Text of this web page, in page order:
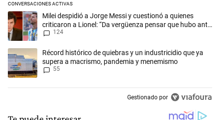
CONVERSACIONES ACTIVAS
Este listado muestra los artículos con más comentarios en los
Un artículo de tendencia con el título "Milei despidió a Jorge Messi y
Milei despidió a Jorge Messi y cuestionó a quienes
criticaron a Lionel: “Da vergüenza pensar que hubo anti-
Messi”
124
Un artículo de tendencia con el título "Récord histórico de quiebras y
Récord histórico de quiebras y un industricidio que ya
supera a macrismo, pandemia y menemismo
55
Gestionado por